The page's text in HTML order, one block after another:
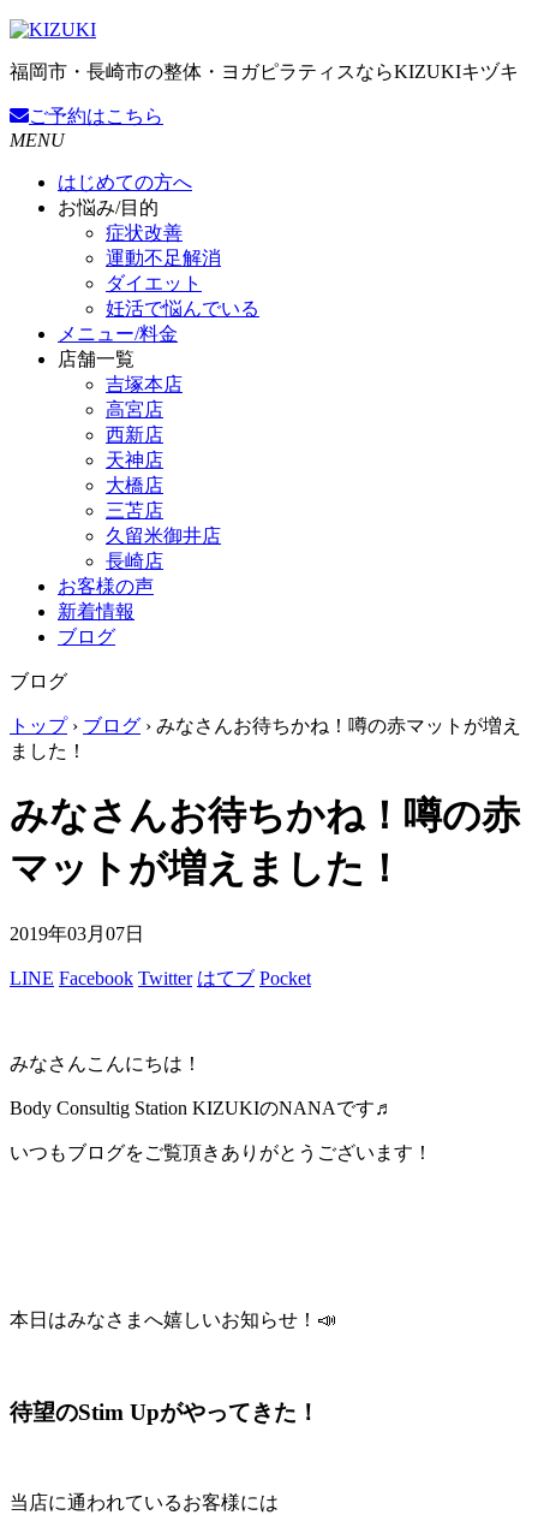
福岡市・長崎市の整体・ヨガピラティスならKIZUKIキヅキ
ご予約はこちら
MENU
はじめての方へ
お悩み/目的
症状改善
運動不足解消
ダイエット
妊活で悩んでいる
メニュー/料金
店舗一覧
吉塚本店
高宮店
西新店
天神店
大橋店
三苫店
久留米御井店
長崎店
お客様の声
新着情報
ブログ
ブログ
トップ› ブログ › みなさんお待ちかね！噂の赤マットが増え
ました！
みなさんお待ちかね！噂の赤
マットが増えました！
2019年03月07日
LINE Facebook Twitter はてブ Pocket
みなさんこんにちは！
Body Consultig Station KIZUKIのNANAです♬
いつもブログをご覧頂きありがとうございます！
本日はみなさまへ嬉しいお知らせ！📣
待望のStim Upがやってきた！
当店に通われているお客様には